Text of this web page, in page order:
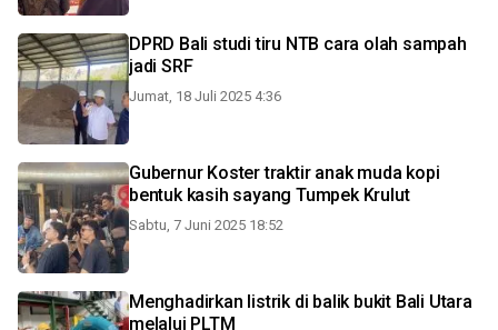
DPRD Bali studi tiru NTB cara olah sampah
jadi SRF
Jumat, 18 Juli 2025 4:36
Gubernur Koster traktir anak muda kopi
bentuk kasih sayang Tumpek Krulut
Sabtu, 7 Juni 2025 18:52
Menghadirkan listrik di balik bukit Bali Utara
melalui PLTM